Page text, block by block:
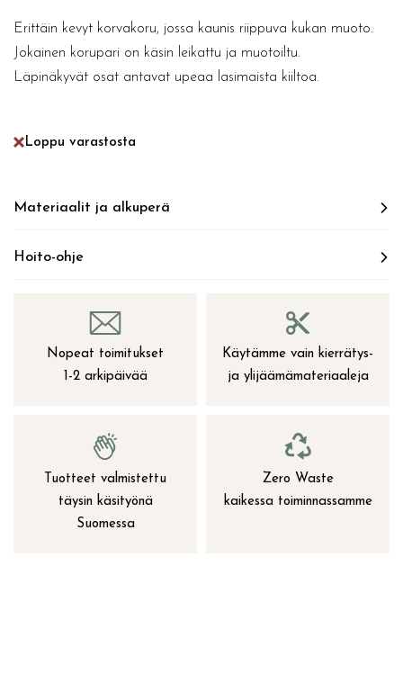
Erittäin kevyt korvakoru, jossa kaunis riippuva kukan muoto.
Jokainen korupari on käsin leikattu ja muotoiltu.
Läpinäkyvät osat antavat upeaa lasimaista kiiltoa.
Loppu varastosta
Materiaalit ja alkuperä
Hoito-ohje
Nopeat toimitukset
1-2 arkipäivää
Käytämme vain kierrätys-
ja ylijäämämateriaaleja
Tuotteet valmistettu
täysin käsityönä
Suomessa
Zero Waste
kaikessa toiminnassamme